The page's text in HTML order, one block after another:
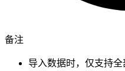
备注
导入数据时，仅支持